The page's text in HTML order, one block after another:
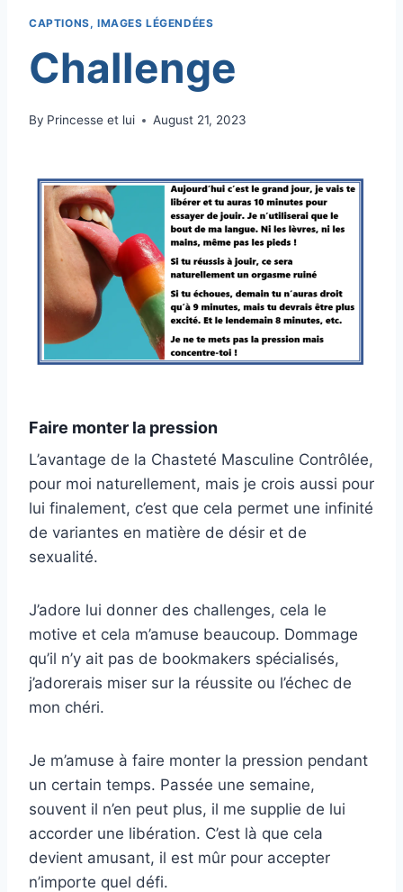
CAPTIONS, IMAGES LÉGENDÉES
Challenge
By Princesse et lui August 21, 2023
Faire monter la pression
L’avantage de la Chasteté Masculine Contrôlée,
pour moi naturellement, mais je crois aussi pour
lui finalement, c’est que cela permet une infinité
de variantes en matière de désir et de
sexualité.
J’adore lui donner des challenges, cela le
motive et cela m’amuse beaucoup. Dommage
qu’il n’y ait pas de bookmakers spécialisés,
j’adorerais miser sur la réussite ou l’échec de
mon chéri.
Je m’amuse à faire monter la pression pendant
un certain temps. Passée une semaine,
souvent il n’en peut plus, il me supplie de lui
accorder une libération. C’est là que cela
devient amusant, il est mûr pour accepter
n’importe quel défi.